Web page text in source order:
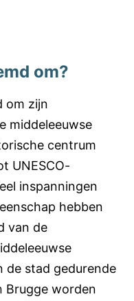
om?
om zijn
middeleeuwse
centrum
UNESCO-
inspanningen
hebben
van de
de stad gedurende
Brugge worden